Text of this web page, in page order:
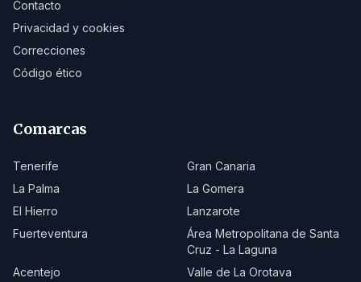
Contacto
Privacidad y cookies
Correcciones
Código ético
Comarcas
Tenerife
Gran Canaria
La Palma
La Gomera
El Hierro
Lanzarote
Fuerteventura
Área Metropolitana de Santa
Cruz - La Laguna
Acentejo
Valle de La Orotava